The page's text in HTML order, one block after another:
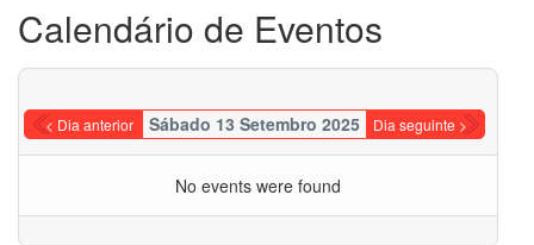
Calendário de Eventos
< Dia anterior Sábado 13 Setembro 2025 Dia seguinte >
No events were found